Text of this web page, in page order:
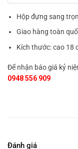
Hộp đựng sang
Giao hàng toàn
Kích thước: cao 18
Để nhận báo giá kỷ
0948 556 909
Đánh giá